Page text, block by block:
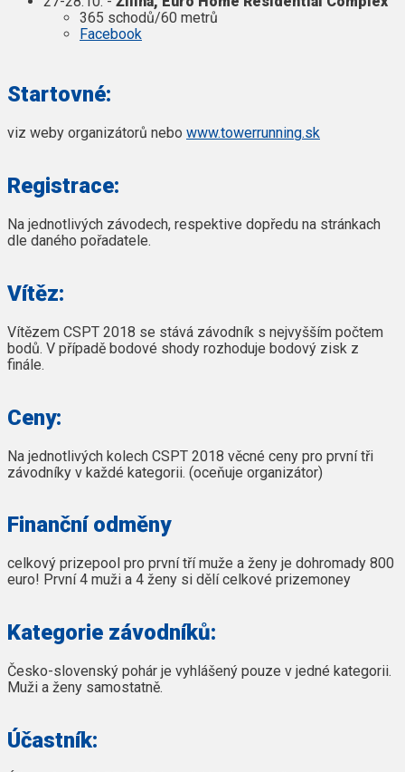
365 schodů/60 metrů
Facebook
Startovné:
viz weby organizátorů nebo www.towerrunning.sk
Registrace:
Na jednotlivých závodech, respektive dopředu na stránkach
dle daného pořadatele.
Vítěz:
Vítězem CSPT 2018 se stává závodník s nejvyšším počtem
bodů. V případě bodové shody rozhoduje bodový zisk z
finále.
Ceny:
Na jednotlivých kolech CSPT 2018 věcné ceny pro první tři
závodníky v každé kategorii. (oceňuje organizátor)
Finanční odměny
celkový prizepool pro první tří muže a ženy je dohromady 800
euro! První 4 muži a 4 ženy si dělí celkové prizemoney
Kategorie závodníků:
Česko-slovenský pohár je vyhlášený pouze v jedné kategorii.
Muži a ženy samostatně.
Účastník: